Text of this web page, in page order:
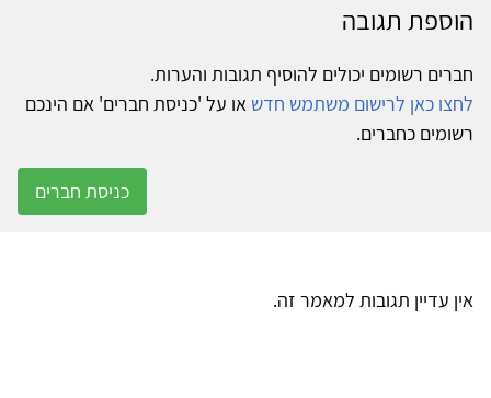
הוספת תגובה
חברים רשומים יכולים להוסיף תגובות והערות.
לחצו כאן לרישום משתמש חדש או על 'כניסת חברים' אם הינכם
רשומים כחברים.
כניסת חברים
אין עדיין תגובות למאמר זה.